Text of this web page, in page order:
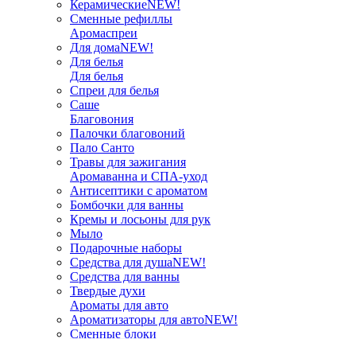
КерамическиеNEW!
Сменные рефиллы
Аромаспреи
Для домаNEW!
Для белья
Для белья
Спреи для белья
Саше
Благовония
Палочки благовоний
Пало Санто
Травы для зажигания
Аромаванна и СПА-уход
Антисептики с ароматом
Бомбочки для ванны
Кремы и лосьоны для рук
Мыло
Подарочные наборы
Средства для душаNEW!
Средства для ванны
Твердые духи
Ароматы для авто
Ароматизаторы для автоNEW!
Сменные блоки